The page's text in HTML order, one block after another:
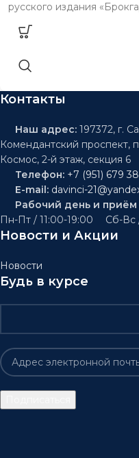
русского издания
Контакты
Наш адрес: 197372, г.
Комендантский проспект,
Космос, 2-й этаж, секция 6
Телефон: +7 (951) 679
E-mail: davinci-
Рабочий день и приём
Пн-Пт / 11:00-19:00 Сб-Вс
Новости и Акции
Новости
Будь в курсе